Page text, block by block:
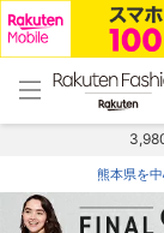
menu home
トップ
熊本県を